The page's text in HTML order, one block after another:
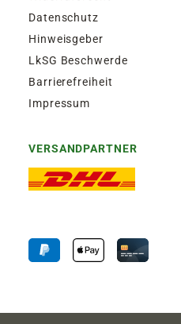
Datenschutz
Hinweisgeber
LkSG Beschwerde
Barrierefreiheit
Impressum
VERSANDPARTNER